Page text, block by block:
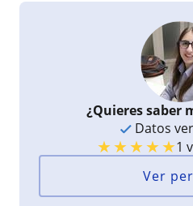
¿Quieres saber
Datos
★★★★★1
Ver